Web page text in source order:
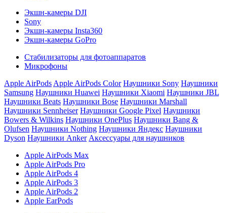
Экшн-камеры DJI
Sony
Экшн-камеры Insta360
Экшн-камеры GoPro
Стабилизаторы для фотоаппаратов
Микрофоны
Apple AirPods Apple AirPods Color Наушники Sony Наушники
Samsung Наушники Huawei Наушники Xiaomi Наушники JBL
Наушники Beats Наушники Bose Наушники Marshall
Наушники Sennheiser Наушники Google Pixel Наушники
Bowers & Wilkins Наушники OnePlus Наушники Bang &
Olufsen Наушники Nothing Наушники Яндекс Наушники
Dyson Наушники Anker Аксессуары для наушников
Apple AirPods Max
Apple AirPods Pro
Apple AirPods 4
Apple AirPods 3
Apple AirPods 2
Apple EarPods